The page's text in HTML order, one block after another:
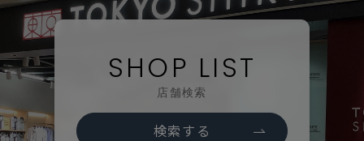
SHOP LIST
店舗検索
検索する